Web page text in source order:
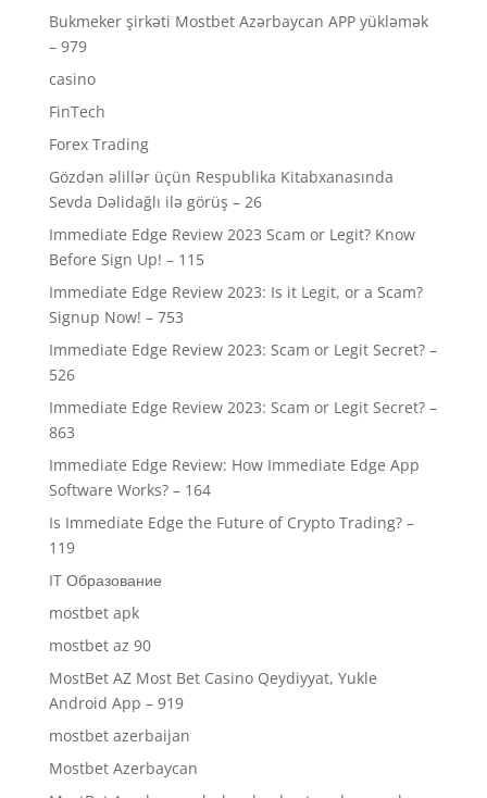
Bukmeker şirkəti Mostbet Azərbaycan APP yükləmək
– 979
casino
FinTech
Forex Trading
Gözdən əlillər üçün Respublika Kitabxanasında
Sevda Dəlidağlı ilə görüş – 26
Immediate Edge Review 2023 Scam or Legit? Know
Before Sign Up! – 115
Immediate Edge Review 2023: Is it Legit, or a Scam?
Signup Now! – 753
Immediate Edge Review 2023: Scam or Legit Secret? –
526
Immediate Edge Review 2023: Scam or Legit Secret? –
863
Immediate Edge Review: How Immediate Edge App
Software Works? – 164
Is Immediate Edge the Future of Crypto Trading? –
119
IT Образование
mostbet apk
mostbet az 90
MostBet AZ Most Bet Casino Qeydiyyat, Yukle
Android App – 919
mostbet azerbaijan
Mostbet Azerbaycan